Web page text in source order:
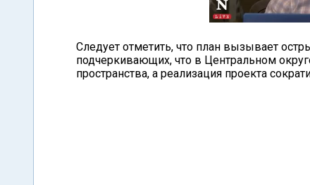
Следует отметить, что план вызывает
подчеркивающих, что в Центральном
пространства, а реализация проекта